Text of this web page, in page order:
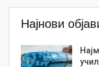
Најнови